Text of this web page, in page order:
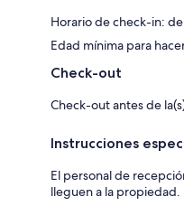
Horario de check-in:
Edad mínima para
Check-out
Check-out antes de
Instrucciones
El personal de
lleguen a la propiedad.